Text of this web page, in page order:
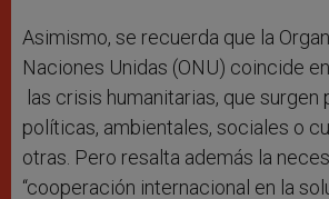
Asimismo, se recuerda que la
Naciones Unidas (ONU) coincide
las crisis humanitarias, que
políticas, ambientales, sociales o
otras. Pero resalta además la
“cooperación internacional en la